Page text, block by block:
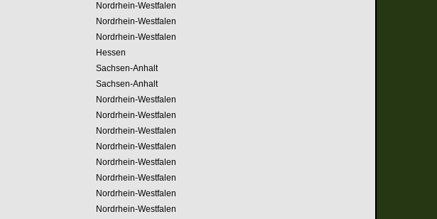
Nordrhein-Westfalen
Nordrhein-Westfalen
Nordrhein-Westfalen
Hessen
Sachsen-Anhalt
Sachsen-Anhalt
Nordrhein-Westfalen
Nordrhein-Westfalen
Nordrhein-Westfalen
Nordrhein-Westfalen
Nordrhein-Westfalen
Nordrhein-Westfalen
Nordrhein-Westfalen
Nordrhein-Westfalen